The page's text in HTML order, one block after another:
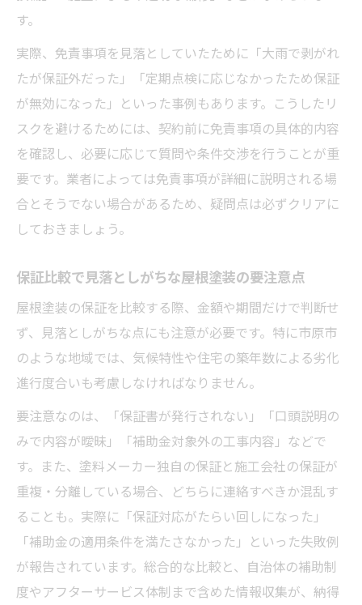
す。
実際、免責事項を見落としていたために「大雨で剥がれ
たが保証外だった」「定期点検に応じなかったため保証
が無効になった」といった事例もあります。こうしたリ
スクを避けるためには、契約前に免責事項の具体的内容
を確認し、必要に応じて質問や条件交渉を行うことが重
要です。業者によっては免責事項が詳細に説明される場
合とそうでない場合があるため、疑問点は必ずクリアに
しておきましょう。
保証比較で見落としがちな屋根塗装の要注意点
屋根塗装の保証を比較する際、金額や期間だけで判断せ
ず、見落としがちな点にも注意が必要です。特に市原市
のような地域では、気候特性や住宅の築年数による劣化
進行度合いも考慮しなければなりません。
要注意なのは、「保証書が発行されない」「口頭説明の
みで内容が曖昧」「補助金対象外の工事内容」などで
す。また、塗料メーカー独自の保証と施工会社の保証が
重複・分離している場合、どちらに連絡すべきか混乱す
ることも。実際に「保証対応がたらい回しになった」
「補助金の適用条件を満たさなかった」といった失敗例
が報告されています。総合的な比較と、自治体の補助制
度やアフターサービス体制まで含めた情報収集が、納得